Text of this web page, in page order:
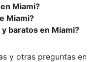
Miami?
Miami?
baratos en Miami?
y otras preguntas en